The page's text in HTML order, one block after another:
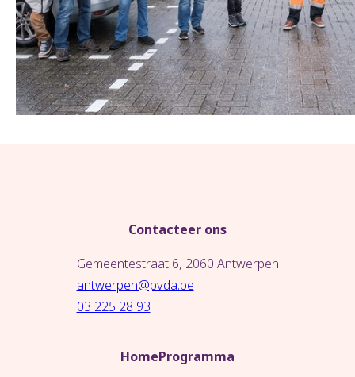
Contacteer ons
Gemeentestraat 6, 2060 Antwerpen
antwerpen@pvda.be
03 225 28 93
HomeProgramma